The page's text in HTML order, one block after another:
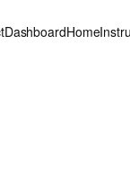
DashboardHome